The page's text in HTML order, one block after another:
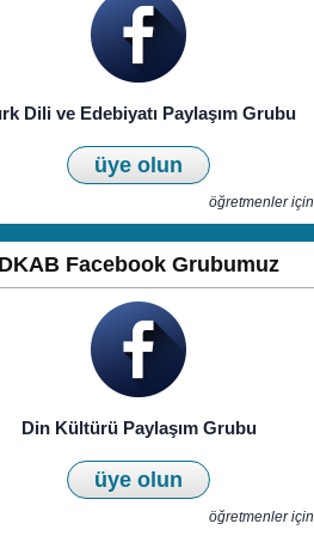
Dili ve Edebiyatı Paylaşım Grubu
üye olun
öğretmenler için
Facebook Grubumuz
Din Kültürü Paylaşım Grubu
üye olun
öğretmenler için